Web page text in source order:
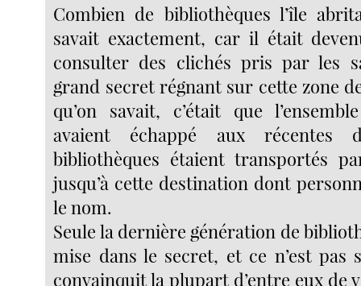
Combien de bibliothèques l’île
savait exactement, car il était
consulter des clichés pris par les
grand secret régnant sur cette zone
qu’on savait, c’était que
avaient échappé aux récentes
bibliothèques étaient transportés
jusqu’à cette destination dont
le nom.
Seule la dernière génération de
mise dans le secret, et ce n’est pas
convainquit la plupart d’entre eux de